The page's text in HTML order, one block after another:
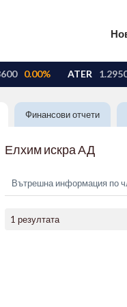
Финансови отчети
Елхим искра АД
Вътрешна информация по
1 резултата